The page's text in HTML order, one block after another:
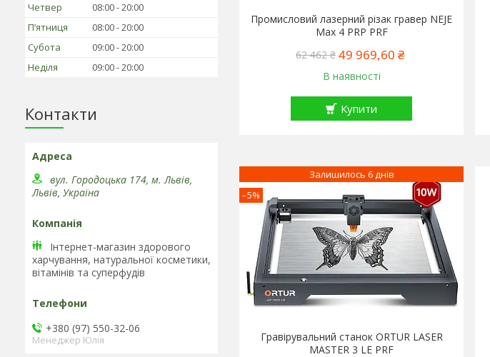
Промисловий лазерний різак гравер NEJE
Max 4 PRP PRF
62 462 ₴ 49 969,60 ₴
В наявності
Купити
–5%
Залишилось 6 днів
Гравірувальний станок ORTUR LASER
MASTER 3 LE PRF
Четвер
08:00 20:00
Пʼятниця
08:00 20:00
Субота
09:00 20:00
Неділя
09:00 20:00
Контакти
вул. Городоцька 174, м. Львів,
Львів, Україна
Інтернет-магазин здорового
харчування, натуральної косметики,
вітамінів та cуперфудів
+380 (97) 550-32-06
Менеджер Юлія